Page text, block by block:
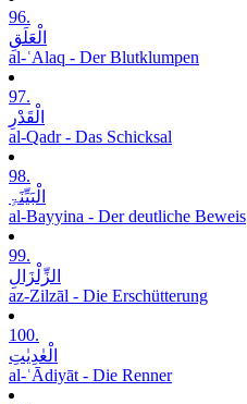
96.
الْعَلَقِ
al-ʿAlaq - Der Blutklumpen
97.
الْقَدْرِ
al-Qadr - Das Schicksal
98.
الْبَیِّنَۃِ
al-Bayyina - Der deutliche Beweis
99.
الزِّلْزَالِ
az-Zilzāl - Die Erschütterung
100.
الْعٰدِیٰتِ
al-ʿĀdiyāt - Die Renner